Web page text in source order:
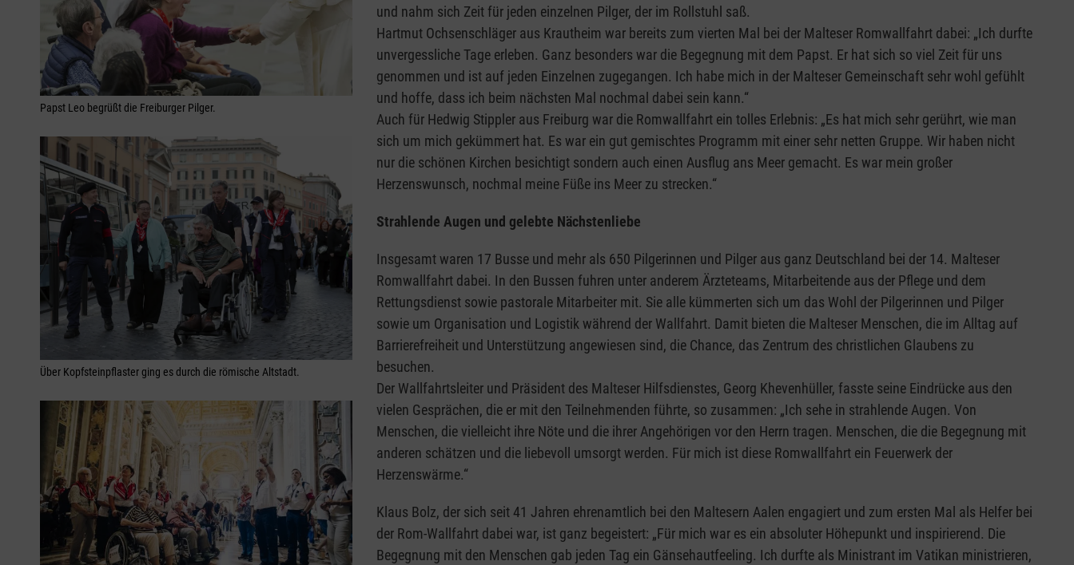
Papst Leo begrüßt die Freiburger Pilger.
Über Kopfsteinpflaster ging es durch die römische Altstadt.
und nahm sich Zeit für jeden einzelnen Pilger, der im Rollstuhl saß.
Hartmut Ochsenschläger aus Krautheim war bereits zum vierten Mal bei der Malteser Romwallfahrt dabei: „Ich durfte
unvergessliche Tage erleben. Ganz besonders war die Begegnung mit dem Papst. Er hat sich so viel Zeit für uns
genommen und ist auf jeden Einzelnen zugegangen. Ich habe mich in der Malteser Gemeinschaft sehr wohl gefühlt
und hoffe, dass ich beim nächsten Mal nochmal dabei sein kann.“
Auch für Hedwig Stippler aus Freiburg war die Romwallfahrt ein tolles Erlebnis: „Es hat mich sehr gerührt, wie man
sich um mich gekümmert hat. Es war ein gut gemischtes Programm mit einer sehr netten Gruppe. Wir haben nicht
nur die schönen Kirchen besichtigt sondern auch einen Ausflug ans Meer gemacht. Es war mein großer
Herzenswunsch, nochmal meine Füße ins Meer zu strecken.“
Strahlende Augen und gelebte Nächstenliebe
Insgesamt waren 17 Busse und mehr als 650 Pilgerinnen und Pilger aus ganz Deutschland bei der 14. Malteser
Romwallfahrt dabei. In den Bussen fuhren unter anderem Ärzteteams, Mitarbeitende aus der Pflege und dem
Rettungsdienst sowie pastorale Mitarbeiter mit. Sie alle kümmerten sich um das Wohl der Pilgerinnen und Pilger
sowie um Organisation und Logistik während der Wallfahrt. Damit bieten die Malteser Menschen, die im Alltag auf
Barrierefreiheit und Unterstützung angewiesen sind, die Chance, das Zentrum des christlichen Glaubens zu
besuchen.
Der Wallfahrtsleiter und Präsident des Malteser Hilfsdienstes, Georg Khevenhüller, fasste seine Eindrücke aus den
vielen Gesprächen, die er mit den Teilnehmenden führte, so zusammen: „Ich sehe in strahlende Augen. Von
Menschen, die vielleicht ihre Nöte und die ihrer Angehörigen vor den Herrn tragen. Menschen, die die Begegnung mit
anderen schätzen und die liebevoll umsorgt werden. Für mich ist diese Romwallfahrt ein Feuerwerk der
Herzenswärme.“
Klaus Bolz, der sich seit 41 Jahren ehrenamtlich bei den Maltesern Aalen engagiert und zum ersten Mal als Helfer bei
der Rom-Wallfahrt dabei war, ist ganz begeistert: „Für mich war es ein absoluter Höhepunkt und inspirierend. Die
Begegnung mit den Menschen gab jeden Tag ein Gänsehautfeeling. Ich durfte als Ministrant im Vatikan ministrieren,